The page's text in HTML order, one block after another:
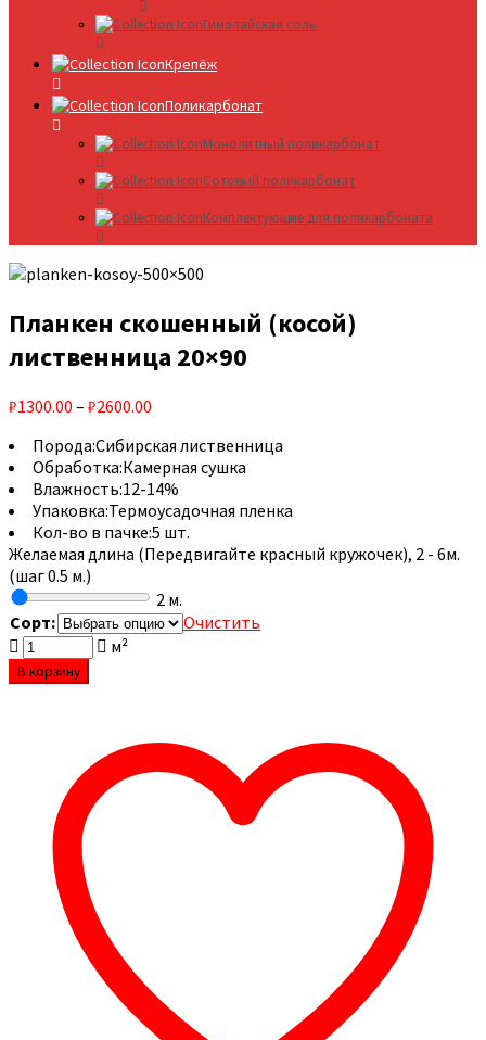
Гималайская соль
Крепёж
Поликарбонат
Монолитный поликарбонат
Сотовый поликарбонат
Комплектующие для поликарбоната
Планкен скошенный (косой)
лиственница 20×90
₽1300.00 – ₽2600.00
Порода:Сибирская лиственница
Обработка:Камерная сушка
Влажность:12-14%
Упаковка:Термоусадочная пленка
Кол-во в пачке:5 шт.
Желаемая длина (Передвигайте красный кружочек), 2 - 6м.
(шаг 0.5 м.)
2 м.
Сорт:
Очистить
м²
В корзину